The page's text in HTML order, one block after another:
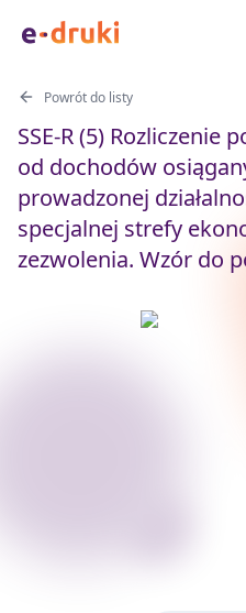
Powrót do listy
SSE-R (5) Rozliczenie
od dochodów
prowadzonej
specjalnej strefy
zezwolenia. Wzór do